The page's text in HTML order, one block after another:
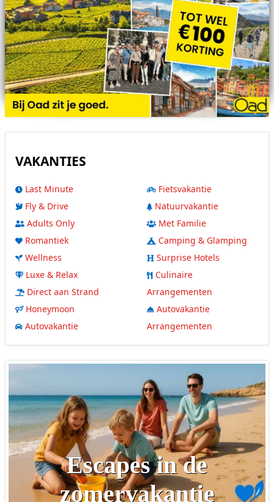
VAKANTIES
Last Minute
Fly & Drive
Adults Only
Romantiek
Wellness
Luxe & Relax
Direct aan Strand
Honeymoon
Autovakantie
Fietsvakantie
Natuurvakantie
Met Familie
Camping & Glamping
Surprise Hotels
Culinaire
Arrangementen
Autovakantie
Arrangementen
Escapes in de
zomervakantie